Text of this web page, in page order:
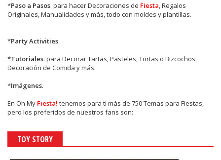
*Paso a Pasos: para hacer Decoraciones de Fiesta , Regalos
Originales, Manualidades y más, todo con moldes y plantillas.
*Party Activities.
*Tutoriales: para Decorar Tartas, Pasteles, Tortas o Bizcochos,
Decoración de Comida y más.
*Imágenes.
En Oh My Fiesta! tenemos para ti más de 750 Temas para Fiestas,
pero los preferidos de nuestros fans son:
TOY STORY